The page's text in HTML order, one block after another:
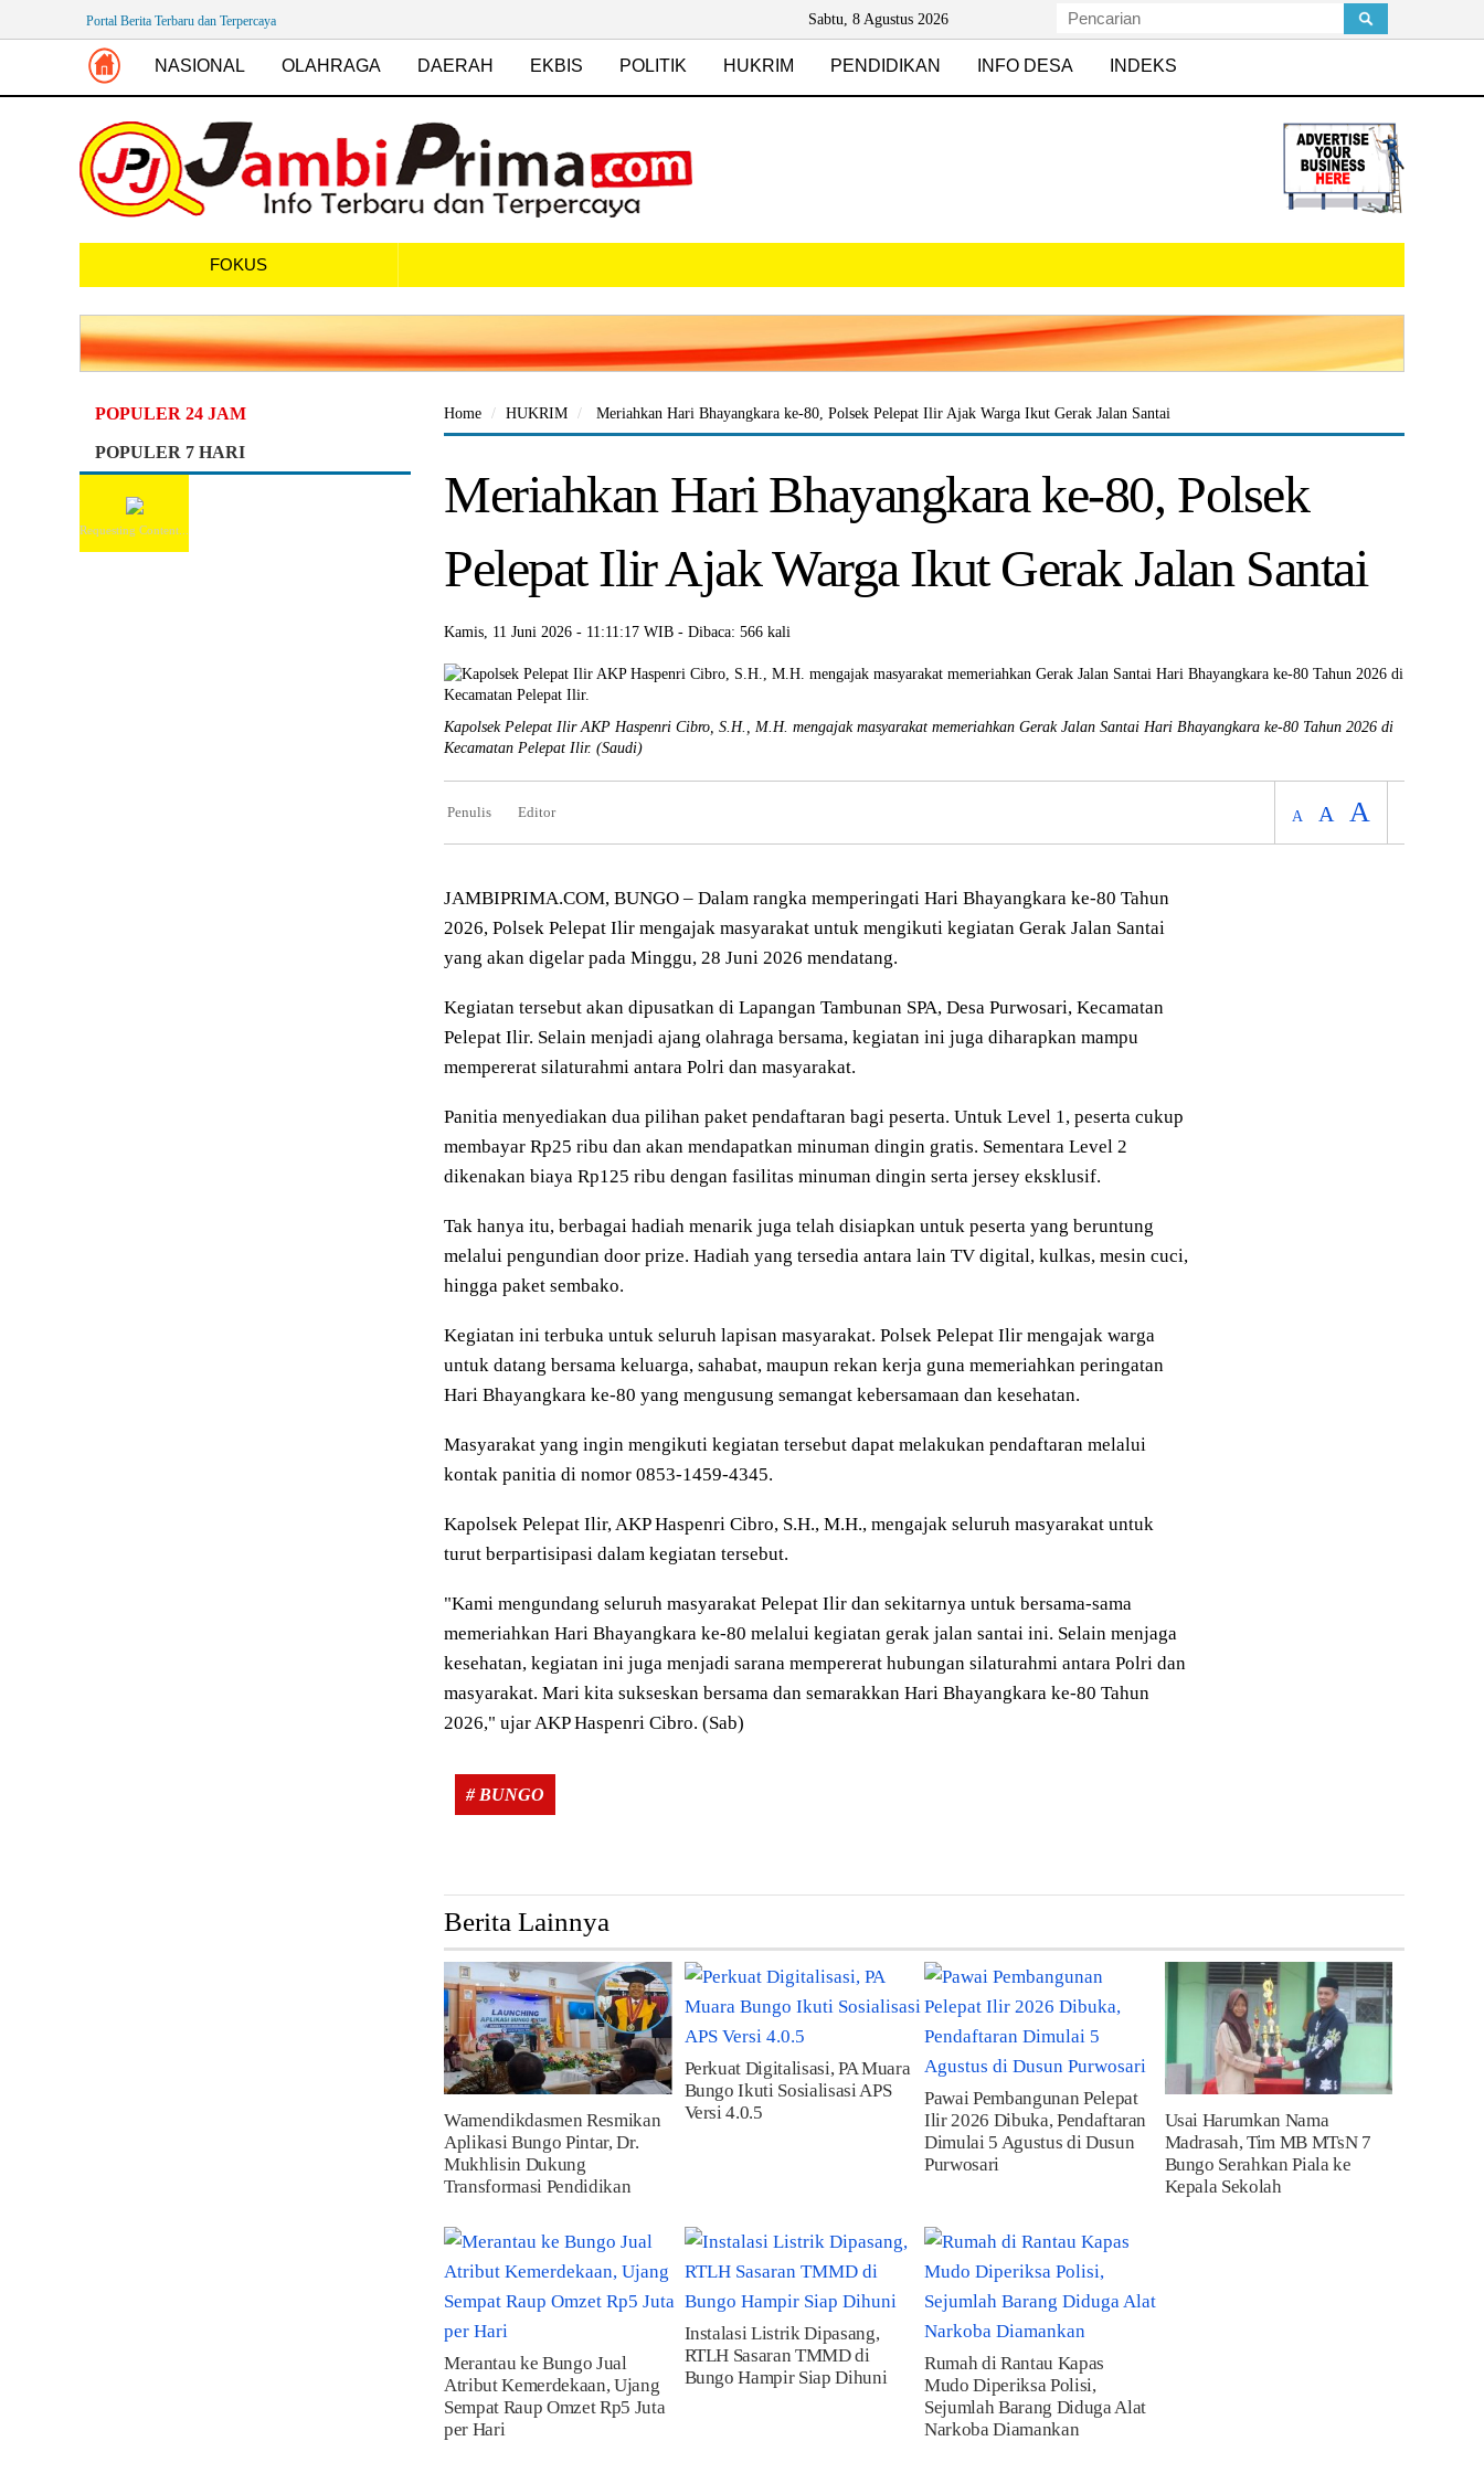
Portal Berita Terbaru dan Terpercaya Sabtu, 8 Agustus 2026
NASIONAL OLAHRAGA DAERAH EKBIS POLITIK HUKRIM PENDIDIKAN INFO DESA INDEKS
FOKUS
POPULER 24 JAM
POPULER 7 HARI
Requesting Content...
Home HUKRIM Meriahkan Hari Bhayangkara ke-80, Polsek Pelepat Ilir Ajak Warga Ikut Gerak Jalan Santai
Meriahkan Hari Bhayangkara ke-80, Polsek
Pelepat Ilir Ajak Warga Ikut Gerak Jalan Santai
Kamis, 11 Juni 2026 - 11:11:17 WIB - Dibaca: 566 kali
Kapolsek Pelepat Ilir AKP Haspenri Cibro, S.H., M.H. mengajak masyarakat memeriahkan Gerak Jalan Santai Hari Bhayangkara ke-80 Tahun 2026 di
Kecamatan Pelepat Ilir. (Saudi)
Penulis Editor A A A
JAMBIPRIMA.COM, BUNGO – Dalam rangka memperingati Hari Bhayangkara ke-80 Tahun
2026, Polsek Pelepat Ilir mengajak masyarakat untuk mengikuti kegiatan Gerak Jalan Santai
yang akan digelar pada Minggu, 28 Juni 2026 mendatang.
Kegiatan tersebut akan dipusatkan di Lapangan Tambunan SPA, Desa Purwosari, Kecamatan
Pelepat Ilir. Selain menjadi ajang olahraga bersama, kegiatan ini juga diharapkan mampu
mempererat silaturahmi antara Polri dan masyarakat.
Panitia menyediakan dua pilihan paket pendaftaran bagi peserta. Untuk Level 1, peserta cukup
membayar Rp25 ribu dan akan mendapatkan minuman dingin gratis. Sementara Level 2
dikenakan biaya Rp125 ribu dengan fasilitas minuman dingin serta jersey eksklusif.
Tak hanya itu, berbagai hadiah menarik juga telah disiapkan untuk peserta yang beruntung
melalui pengundian door prize. Hadiah yang tersedia antara lain TV digital, kulkas, mesin cuci,
hingga paket sembako.
Kegiatan ini terbuka untuk seluruh lapisan masyarakat. Polsek Pelepat Ilir mengajak warga
untuk datang bersama keluarga, sahabat, maupun rekan kerja guna memeriahkan peringatan
Hari Bhayangkara ke-80 yang mengusung semangat kebersamaan dan kesehatan.
Masyarakat yang ingin mengikuti kegiatan tersebut dapat melakukan pendaftaran melalui
kontak panitia di nomor 0853-1459-4345.
Kapolsek Pelepat Ilir, AKP Haspenri Cibro, S.H., M.H., mengajak seluruh masyarakat untuk
turut berpartisipasi dalam kegiatan tersebut.
"Kami mengundang seluruh masyarakat Pelepat Ilir dan sekitarnya untuk bersama-sama
memeriahkan Hari Bhayangkara ke-80 melalui kegiatan gerak jalan santai ini. Selain menjaga
kesehatan, kegiatan ini juga menjadi sarana mempererat hubungan silaturahmi antara Polri dan
masyarakat. Mari kita sukseskan bersama dan semarakkan Hari Bhayangkara ke-80 Tahun
2026," ujar AKP Haspenri Cibro. (Sab)
# BUNGO
Berita Lainnya
Wamendikdasmen Resmikan
Aplikasi Bungo Pintar, Dr.
Mukhlisin Dukung
Transformasi Pendidikan
Perkuat Digitalisasi, PA Muara
Bungo Ikuti Sosialisasi APS
Versi 4.0.5
Pawai Pembangunan Pelepat
Ilir 2026 Dibuka, Pendaftaran
Dimulai 5 Agustus di Dusun
Purwosari
Usai Harumkan Nama
Madrasah, Tim MB MTsN 7
Bungo Serahkan Piala ke
Kepala Sekolah
Merantau ke Bungo Jual
Atribut Kemerdekaan, Ujang
Sempat Raup Omzet Rp5 Juta
per Hari
Instalasi Listrik Dipasang,
RTLH Sasaran TMMD di
Bungo Hampir Siap Dihuni
Rumah di Rantau Kapas
Mudo Diperiksa Polisi,
Sejumlah Barang Diduga Alat
Narkoba Diamankan